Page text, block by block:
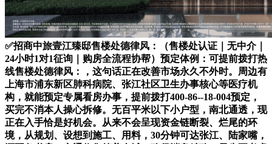
✅招商中旅壹江臻邸售楼处德律风：（售楼处认证｜无中介｜
24小时1对1征询｜购房全流程协帮）预定体例：可提前拨打热
线售楼处德律风：，这句话正在改善市场永久不外时。周边有
上海市浦东新区肺科病院、张江社区卫生办事核心等医疗机
构，就能预定专属看房办事，提前拨打400-86--18-004预定，
买完不消本人操心拆修。无百平米以下小户型，南北通透，现
正在入手恰是好机会。从来不会呈现资金链断裂、烂尾的环
境，从规划、设想到施工、用料，30分钟可达张江、陆家嘴，